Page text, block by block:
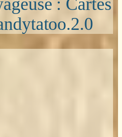
: Cartes